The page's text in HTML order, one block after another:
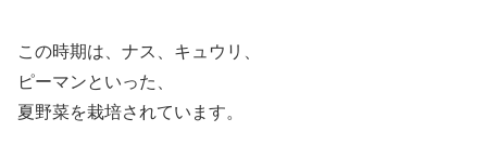
この時期は、ナス、キュウリ、
ピーマンといった、
夏野菜を栽培されています。